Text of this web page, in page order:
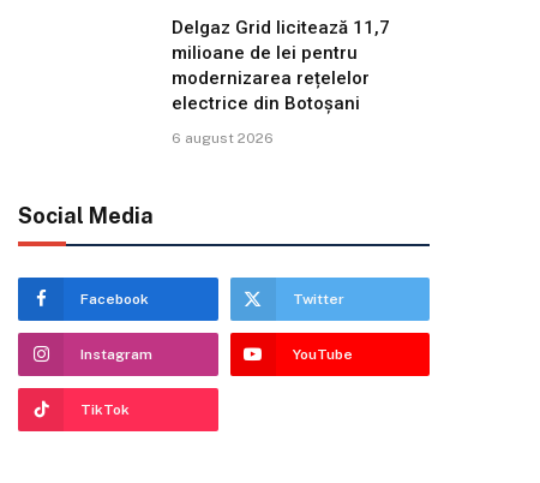
Delgaz Grid licitează 11,7
milioane de lei pentru
modernizarea rețelelor
electrice din Botoșani
6 august 2026
Social Media
Facebook Twitter
Instagram YouTube
TikTok